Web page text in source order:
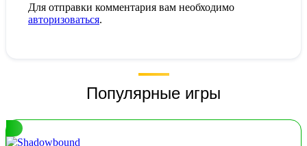
Для отправки комментария вам необходимо
авторизоваться.
Популярные игры